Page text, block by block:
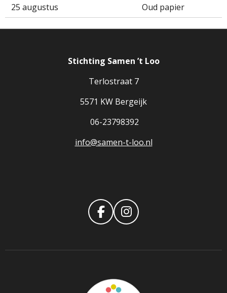
25 augustus
Oud papier
Stichting Samen ’t Loo
Terlostraat 7
5571 KW Bergeijk
06-23798392
info@samen-t-loo.nl
F
A
E
O
O
I
N
T
G
R